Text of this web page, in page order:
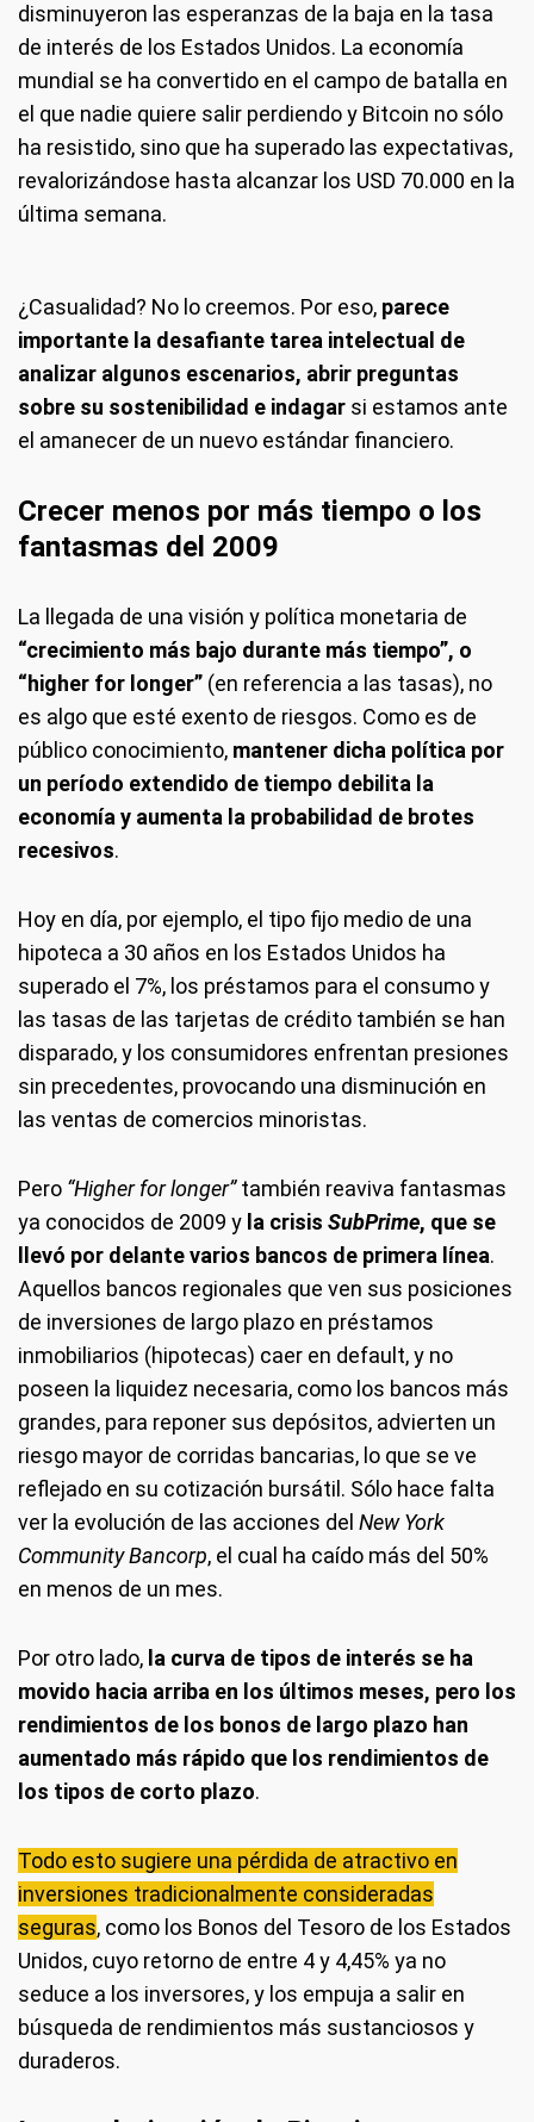
disminuyeron las esperanzas de la baja en la tasa
de interés de los Estados Unidos. La economía
mundial se ha convertido en el campo de batalla en
el que nadie quiere salir perdiendo y Bitcoin no sólo
ha resistido, sino que ha superado las expectativas,
revalorizándose hasta alcanzar los USD 70.000 en la
última semana.
¿Casualidad? No lo creemos. Por eso, parece
importante la desafiante tarea intelectual de
analizar algunos escenarios, abrir preguntas
sobre su sostenibilidad e indagar si estamos ante
el amanecer de un nuevo estándar financiero.
Crecer menos por más tiempo o los
fantasmas del 2009
La llegada de una visión y política monetaria de
“crecimiento más bajo durante más tiempo”, o
“higher for longer” (en referencia a las tasas), no
es algo que esté exento de riesgos. Como es de
público conocimiento, mantener dicha política por
un período extendido de tiempo debilita la
economía y aumenta la probabilidad de brotes
recesivos.
Hoy en día, por ejemplo, el tipo fijo medio de una
hipoteca a 30 años en los Estados Unidos ha
superado el 7%, los préstamos para el consumo y
las tasas de las tarjetas de crédito también se han
disparado, y los consumidores enfrentan presiones
sin precedentes, provocando una disminución en
las ventas de comercios minoristas.
Pero “Higher for longer”también reaviva fantasmas
ya conocidos de 2009 y la crisis SubPrime, que se
llevó por delante varios bancos de primera línea.
Aquellos bancos regionales que ven sus posiciones
de inversiones de largo plazo en préstamos
inmobiliarios (hipotecas) caer en default, y no
poseen la liquidez necesaria, como los bancos más
grandes, para reponer sus depósitos, advierten un
riesgo mayor de corridas bancarias, lo que se ve
reflejado en su cotización bursátil. Sólo hace falta
ver la evolución de las acciones del New York
Community Bancorp, el cual ha caído más del 50%
en menos de un mes.
Por otro lado, la curva de tipos de interés se ha
movido hacia arriba en los últimos meses, pero los
rendimientos de los bonos de largo plazo han
aumentado más rápido que los rendimientos de
los tipos de corto plazo.
Todo esto sugiere una pérdida de atractivo en
inversiones tradicionalmente consideradas
seguras, como los Bonos del Tesoro de los Estados
Unidos, cuyo retorno de entre 4 y 4,45% ya no
seduce a los inversores, y los empuja a salir en
búsqueda de rendimientos más sustanciosos y
duraderos.